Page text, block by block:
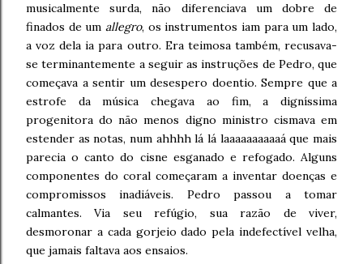
musicalmente surda, não diferenciava um dobre de
finados de um allegro, os instrumentos iam para um lado,
a voz dela ia para outro. Era teimosa também, recusava-
se terminantemente a seguir as instruções de Pedro, que
começava a sentir um desespero doentio. Sempre que a
estrofe da música chegava ao fim, a digníssima
progenitora do não menos digno ministro cismava em
estender as notas, num ahhhh lá lá laaaaaaaaaaá que mais
parecia o canto do cisne esganado e refogado. Alguns
componentes do coral começaram a inventar doenças e
compromissos inadiáveis. Pedro passou a tomar
calmantes. Via seu refúgio, sua razão de viver,
desmoronar a cada gorjeio dado pela indefectível velha,
que jamais faltava aos ensaios.